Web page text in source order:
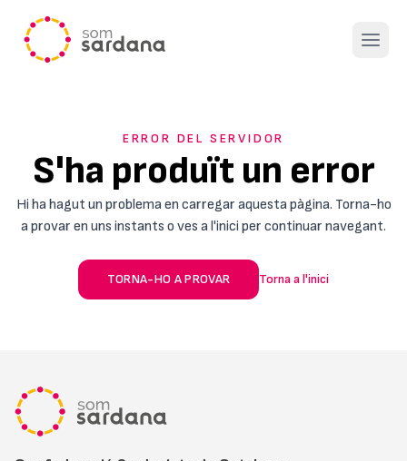
Open
ERROR DEL SERVIDOR
S'ha produït un error
Hi ha hagut un problema en carregar aquesta pàgina. Torna-ho
a provar en uns instants o ves a l'inici per continuar navegant.
TORNA-HO A PROVAR Torna a l'inici